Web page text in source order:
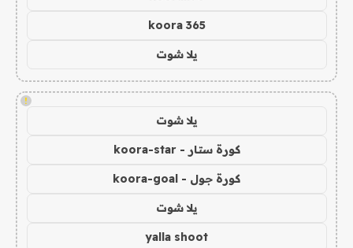
koora 365
يلا شوت
!
يلا شوت
كورة ستار - koora-star
كورة جول - koora-goal
يلا شوت
yalla shoot